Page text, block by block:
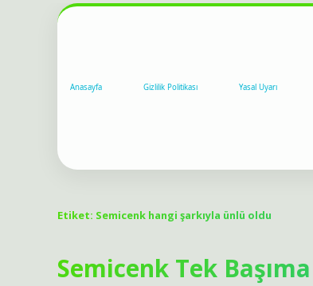
Anasayfa Gizlilik Politikası Yasal Uyarı
Etiket: Semicenk hangi şarkıyla ünlü oldu
Semicenk Tek